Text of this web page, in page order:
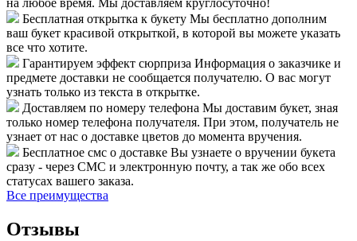
на любое время. Мы доставляем круглосуточно!
Бесплатная открытка к букету Мы бесплатно дополним
ваш букет красивой открыткой, в которой вы можете указать
все что хотите.
Гарантируем эффект сюрприза Информация о заказчике и
предмете доставки не сообщается получателю. О вас могут
узнать только из текста в открытке.
Доставляем по номеру телефона Мы доставим букет, зная
только номер телефона получателя. При этом, получатель не
узнает от нас о доставке цветов до момента вручения.
Бесплатное смс о доставке Вы узнаете о вручении букета
сразу - через СМС и электронную почту, а так же обо всех
статусах вашего заказа.
Все преимущества
Отзывы